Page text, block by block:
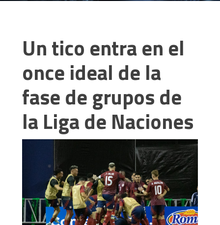
Un tico entra en el
once ideal de la
fase de grupos de
la Liga de Naciones